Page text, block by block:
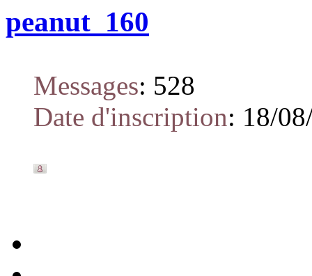
peanut_160
Messages: 528
Date d'inscription: 18/